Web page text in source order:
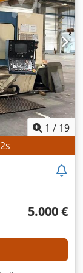
1 / 19
s
5.000 €